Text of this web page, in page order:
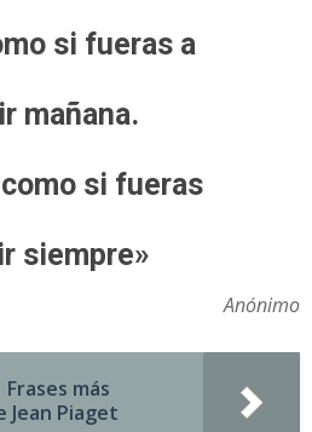
si fueras a
mañana.
si fueras
siempre»
Anónimo
Frases más
Piaget